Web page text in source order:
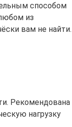
способом
из
вам не найти.
Рекомендована
нагрузку